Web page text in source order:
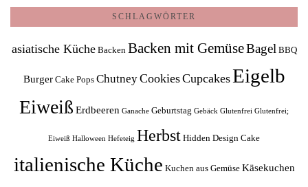
SCHLAGWÖRTER
asiatische Küche Backen Backen mit GemüseBagel BBQ
Burger Cake Pops ChutneyCookiesCupcakesEigelb
Eiweiß Erdbeeren Ganache Geburtstag Gebäck Glutenfrei Glutenfrei;
Eiweiß Halloween Hefeteig Herbst Hidden Design Cake
italienische Küche Kuchen aus Gemüse Käsekuchen